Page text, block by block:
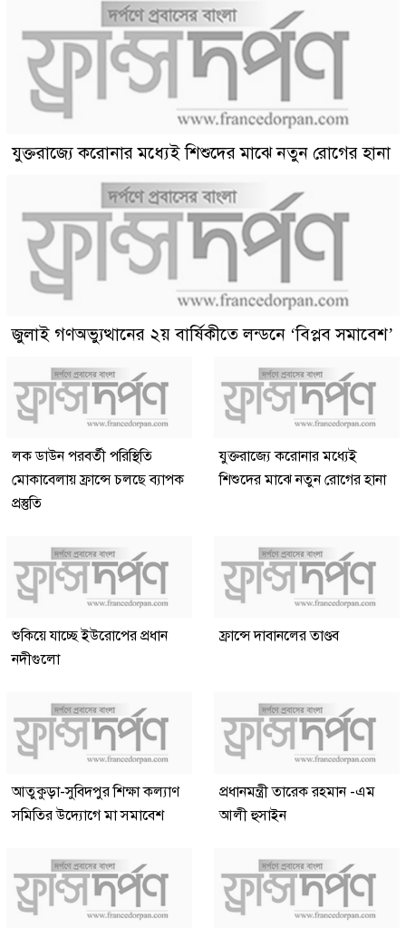
যুক্তরাজ্যে করোনার মধ্যেই শিশুদের মাঝে নতুন রোগের হানা
জুলাই গণঅভ্যুত্থানের ২য় বার্ষিকীতে লন্ডনে ‘বিপ্লব সমাবেশ’
লক ডাউন পরবর্তী পরিস্থিতি
মোকাবেলায় ফ্রান্সে চলছে ব্যাপক
প্রস্তুতি
যুক্তরাজ্যে করোনার মধ্যেই
শিশুদের মাঝে নতুন রোগের হানা
শুকিয়ে যাচ্ছে ইউরোপের প্রধান
নদীগুলো
ফ্রান্সে দাবানলের তাণ্ডব
আতুকুড়া-সুবিদপুর শিক্ষা কল্যাণ
সমিতির উদ্যোগে মা সমাবেশ
প্রধানমন্ত্রী তারেক রহমান -এম
আলী হুসাইন